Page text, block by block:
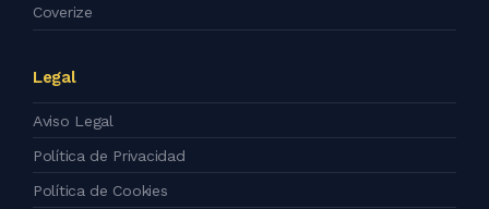
Coverize
Legal
Aviso Legal
Política de Privacidad
Política de Cookies